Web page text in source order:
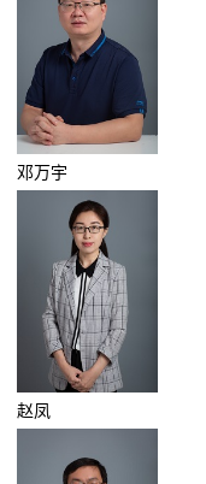
邓万宇
赵凤